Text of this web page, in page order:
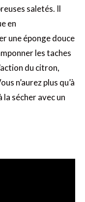
saletés. Il
en
une éponge douce
les taches
du citron,
n’aurez plus qu’à
sécher avec un